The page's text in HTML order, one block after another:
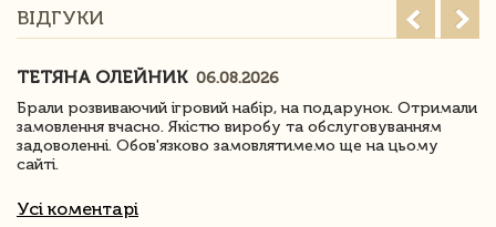
ВІДГУКИ
ТЕТЯНА ОЛЕЙНИК 06.08.2026
Брали розвиваючий ігровий набір, на подарунок. Отримали
замовлення вчасно. Якістю виробу та обслуговуванням
задоволенні. Обов'язково замовлятимемо ще на цьому
сайті.
Усі коментарі